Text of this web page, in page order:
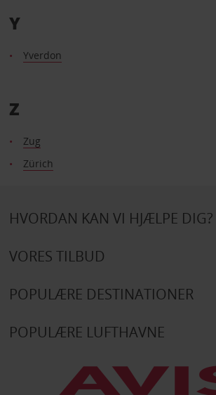
Y
Yverdon
Z
Zug
Zürich
HVORDAN KAN VI HJÆLPE DIG?
VORES TILBUD
POPULÆRE DESTINATIONER
POPULÆRE LUFTHAVNE